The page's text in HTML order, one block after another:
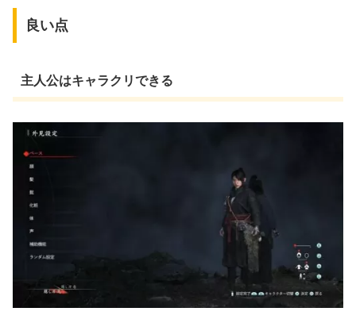
良い点
主人公はキャラクリできる